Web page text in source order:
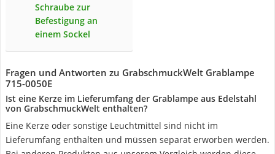
Schraube zur
Befestigung an
einem Sockel
Fragen und Antworten zu GrabschmuckWelt Grablampe
715-0050E
Ist eine Kerze im Lieferumfang der Grablampe aus Edelstahl
von GrabschmuckWelt enthalten?
Eine Kerze oder sonstige Leuchtmittel sind nicht im
Lieferumfang enthalten und müssen separat erworben werden.